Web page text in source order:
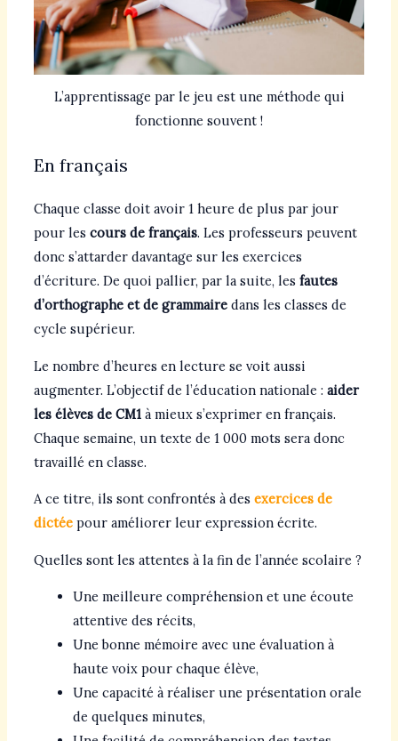
L’apprentissage par le jeu est une méthode qui
fonctionne souvent !
En français
Chaque classe doit avoir 1 heure de plus par jour
pour les cours de français. Les professeurs peuvent
donc s’attarder davantage sur les exercices
d’écriture. De quoi pallier, par la suite, les fautes
d’orthographe et de grammairedans les classes de
cycle supérieur.
Le nombre d’heures en lecture se voit aussi
augmenter. L’objectif de l’éducation nationale : aider
les élèves de CM1à mieux s’exprimer en français.
Chaque semaine, un texte de 1 000 mots sera donc
travaillé en classe.
A ce titre, ils sont confrontés à des exercices de
dictéepour améliorer leur expression écrite.
Quelles sont les attentes à la fin de l’année scolaire ?
Une meilleure compréhension et une écoute
attentive des récits,
Une bonne mémoire avec une évaluation à
haute voix pour chaque élève,
Une capacité à réaliser une présentation orale
de quelques minutes,